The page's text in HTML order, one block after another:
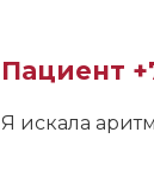
сердце, что
Пациент
Я искала